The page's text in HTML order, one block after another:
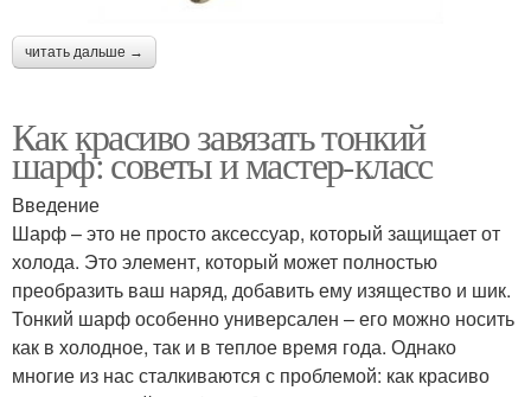
читать дальше →
Как красиво завязать тонкий
шарф: советы и мастер-класс
Введение
Шарф – это не просто аксессуар, который защищает от
холода. Это элемент, который может полностью
преобразить ваш наряд, добавить ему изящество и шик.
Тонкий шарф особенно универсален – его можно носить
как в холодное, так и в теплое время года. Однако
многие из нас сталкиваются с проблемой: как красиво